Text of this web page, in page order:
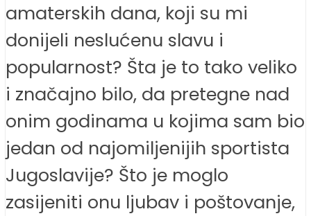
amaterskih dana, koji su mi
donijeli neslućenu slavu i
popularnost? Šta je to tako veliko
i značajno bilo, da pretegne nad
onim godinama u kojima sam bio
jedan od najomiljenijih sportista
Jugoslavije? Što je moglo
zasijeniti onu ljubav i poštovanje,